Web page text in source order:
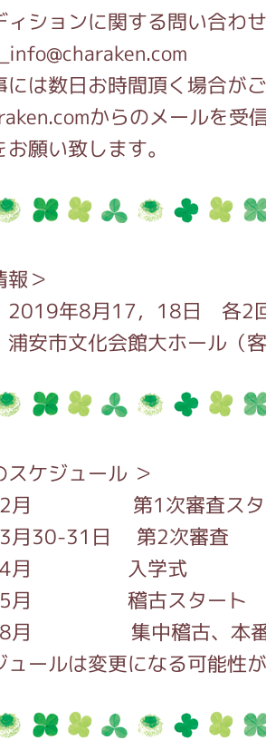
ィションに関する問い合わ
は数日お時間頂く場合が
からのメールを受
願い致します。
報＞
年8月17，18日 各2
安市文化会館大ホール（
スケジュール ＞
2月 第1次審査スタ
月30-31日 第2次審査
4月 入学式
5月 稽古スタート
8月 集中稽古、本番
ールは変更になる可能性